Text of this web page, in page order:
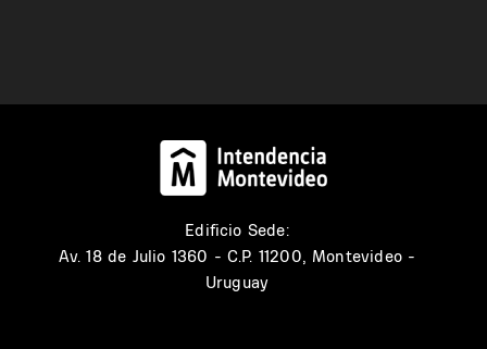
Edificio Sede:
Av. 18 de Julio 1360 - C.P. 11200, Montevideo -
Uruguay